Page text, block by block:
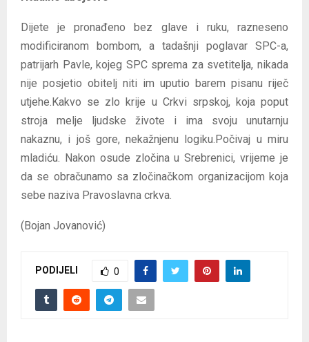
Dijete je pronađeno bez glave i ruku, razneseno
modificiranom bombom, a tadašnji poglavar SPC-a,
patrijarh Pavle, kojeg SPC sprema za svetitelja, nikada
nije posjetio obitelj niti im uputio barem pisanu riječ
utjehe.Kakvo se zlo krije u Crkvi srpskoj, koja poput
stroja melje ljudske živote i ima svoju unutarnju
nakaznu, i još gore, nekažnjenu logiku.Počivaj u miru
mladiću. Nakon osude zločina u Srebrenici, vrijeme je
da se obračunamo sa zločinačkom organizacijom koja
sebe naziva Pravoslavna crkva.
(Bojan Jovanović)
PODIJELI 0